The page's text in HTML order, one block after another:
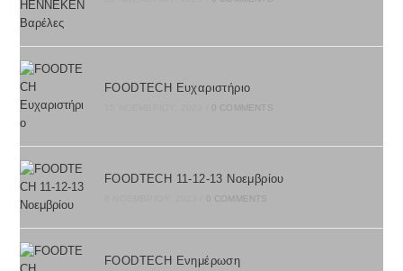
FOODTECH Ευχαριστήριο
0 COMMENTS
FOODTECH 11-12-13 Nοεμβρίου
0 COMMENTS
FOODTECH Ενημέρωση